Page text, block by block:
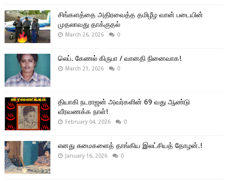
சிங்களத்தை அதிரவைத்த தமிழீழ வான் படையின்
முதலாவது தாக்குதல்
March 26, 2026 0
லெப். கேணல் கிருபா / வானதி நினைவாக!
March 21, 2026 0
தியாகி நடராஜன் அவர்களின் 69 வது ஆண்டு
வீரவணக்க நாள்!
February 04, 2026 0
எனது சுமைகளைத் தாங்கிய இலட்சியத் தோழன்.!
January 16, 2026 0